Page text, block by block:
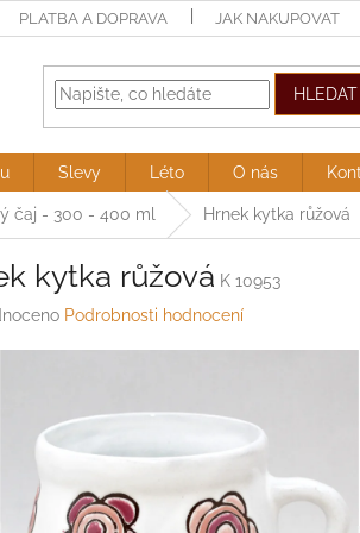
PLATBA A DOPRAVA JAK NAKUPOVAT
HLEDAT
Slevy Léto O nás
čaj - 300 - 400 ml Hrnek kytka růžová
kytka růžová K 10953
Podrobnosti hodnocení